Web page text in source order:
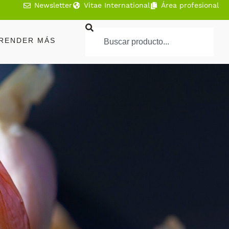
Newsletter Vitae International Área profesional
MÁS